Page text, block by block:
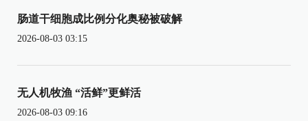
肠道干细胞成比例分化奥秘被破解
2026-08-03 03:15
无人机牧渔 “活鲜”更鲜活
2026-08-03 09:16